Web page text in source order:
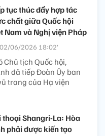
tục thúc đẩy hợp tác
chất giữa Quốc hội
Nam và Nghị viện Pháp
02/06/2026 18:02’
Chủ tịch Quốc hội,
đã tiếp Đoàn Ủy ban
trang của Hạ viện
thoại Shangri-La: Hòa
phải được kiến tạo